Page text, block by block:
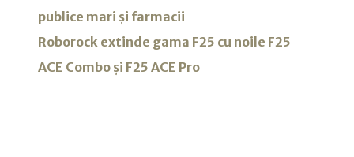
publice mari și farmacii
Roborock extinde gama F25 cu noile F25
ACE Combo și F25 ACE Pro